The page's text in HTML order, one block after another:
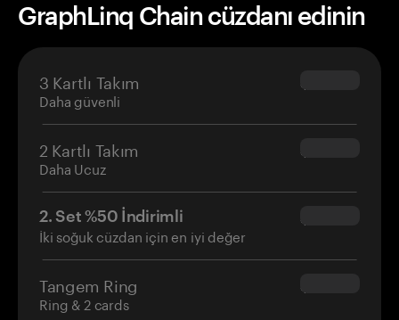
GraphLinq Chain cüzdanı edinin
3 Kartlı Takım
Daha güvenli
$69.90
2 Kartlı Takım
Daha Ucuz
$54.90
2. Set %50 İndirimli
İki soğuk cüzdan için en iyi değer
$34.95
Tangem Ring
Ring & 2 cards
$160.00